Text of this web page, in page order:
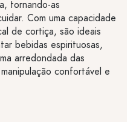
tornando-as
Com uma capacidade
de cortiça, são ideais
bebidas espirituosas,
arredondada das
confortável e